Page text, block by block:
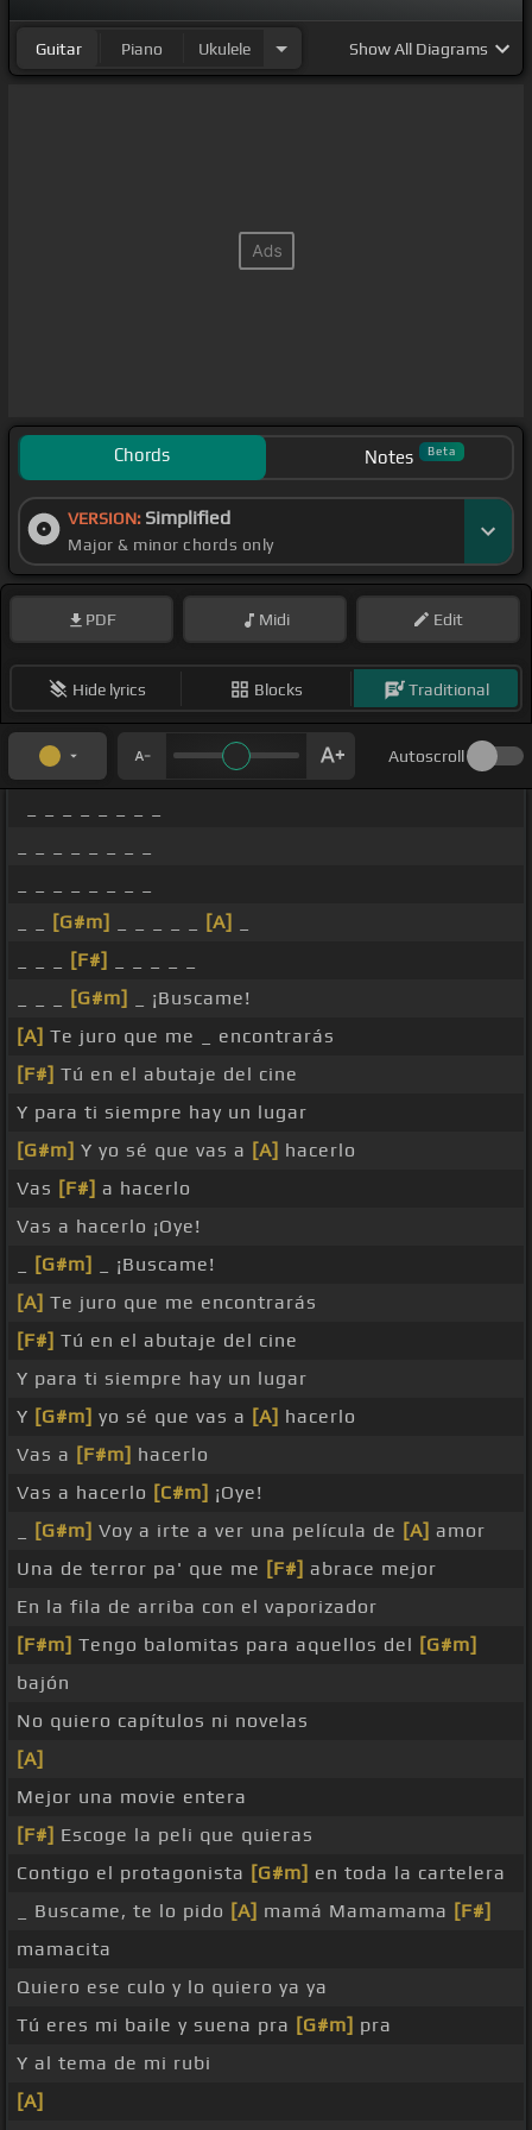
Guitar Piano Ukulele ShowAll Diagrams
Chords Notes Beta
VERSION: Simplified
Major & minor chords only
PDF Midi Edit
Hide lyrics Blocks Traditional
Autoscroll
[G#m] [A]
[F#]
[G#m]
_ ¡Buscame!
[A] Te juro que me _ encontrarás
[F#] Tú en el abutaje del cine
Y para ti siempre hay un lugar
[G#m] Y yo sé que vas a [A] hacerlo
Vas [F#] a hacerlo
Vas a hacerlo ¡Oye!
[G#m]
_ ¡Buscame!
[A] Te juro que me encontrarás
[F#] Tú en el abutaje del cine
Y para ti siempre hay un lugar
Y [G#m] yo sé que vas a [A] hacerlo
Vas a [F#m] hacerlo
Vas a hacerlo [C#m] ¡Oye!
[G#m] Voy a irte a ver una película de [A] amor
Una de terror pa' que me [F#] abrace mejor
En la fila de arriba con el vaporizador
[F#m] Tengo balomitas para aquellos del [G#m]
bajón
No quiero capítulos ni novelas
[A]
Mejor una movie entera
[F#] Escoge la peli que quieras
Contigo el protagonista [G#m] en toda la cartelera
_ Buscame, te lo pido [A] mamá Mamamama [F#]
mamacita
Quiero ese culo y lo quiero ya ya
Tú eres mi baile y suena pra [G#m] pra
Y al tema de mi rubi
[A]